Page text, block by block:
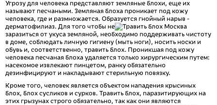
Угрозу для человека представляют земляные блохи, еще их
называют песчаными. Земляная блоха проникает под кожу
человека, где и размножается. Образуется гнойный нарыв -
дерматофилиаз. Для того чтобы не
заразиться от укуса земляной, необходимо поддерживать чистоту
в доме, соблюдать личную гигиену (мыть ноги), носить носки и
обувь и, соответственно, травить блох. Проникшая под кожу
человека песчаная блоха удаляется только хирургическим путем:
насекомое извлекают пинцетом, ранку обязательно
дезинфицируют и накладывают стерильную повязку.
Кроме того, человек является объектом нападения крысиных
блох, блох сусликов и сурков. Травить блох, паразитирующих на
этих грызунах строго обязательно, так как они являются